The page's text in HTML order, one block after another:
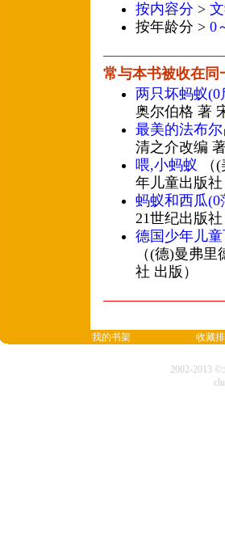
按内容分 >
按年龄分 > 0
常与本书被收在同
两只坏蚂蚁
奥尔伯格 著
最美的法布
清之介改编
喂,小蚂蚁 （
年儿童出版
蚂蚁和西瓜
21世纪出版
德国少年儿
（(德)曼弗
社 出版）
我的书架 收藏
2002-2013